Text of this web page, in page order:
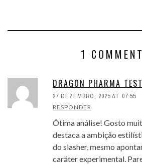
1 COMMENT
DRAGON PHARMA
27 DEZEMBRO, 2025 AT 07:55
RESPONDER
Ótima análise! Gosto
destaca a ambição
do slasher, mesmo
caráter experimental.